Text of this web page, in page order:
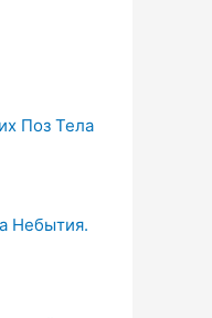
Поз Тела
Небытия.